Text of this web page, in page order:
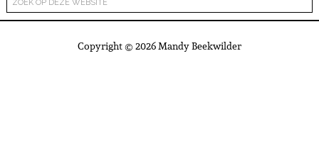
Copyright © 2026 Mandy Beekwilder